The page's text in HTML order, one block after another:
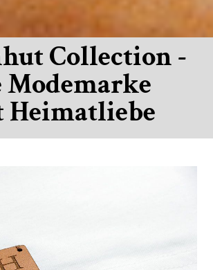
Collection -
Modemarke